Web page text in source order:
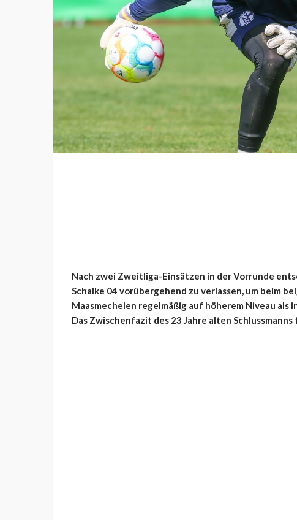
Nach zwei Zweitliga-Einsätzen in der Vorrunde
Schalke 04 vorübergehend zu verlassen, um beim
Maasmechelen regelmäßig auf höherem Niveau als
Das Zwischenfazit des 23 Jahre alten